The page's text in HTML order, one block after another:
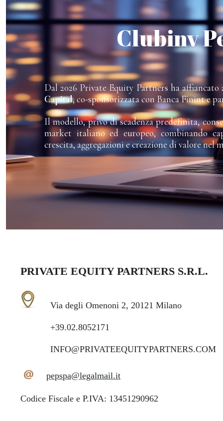
Clubinv
Dal 2026 Private Equity Partners ha
Capital, co-sponsorizzata con Banca Finint e
Il modello, privo di scadenza predefinita,
market italiano ed europeo, combinando
crescita, aggregazioni e creazione di valore nel
PRIVATE EQUITY PARTNERS S.R.L.
Via degli Omenoni 2, 20121 Milano
+39.02.8052171
INFO@PRIVATEEQUITYPARTNERS.COM
@ pepspa@legalmail.it
Codice Fiscale e P.IVA: 13451290962